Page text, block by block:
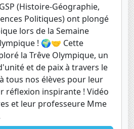
(Histoire-Géographie,
Politiques) ont plongé
lors de la Semaine
! 🌍🤝 Cette
la Trêve Olympique, un
et de paix à travers le
nos élèves pour leur
réflexion inspirante ! Vidéo
et leur professeure Mme